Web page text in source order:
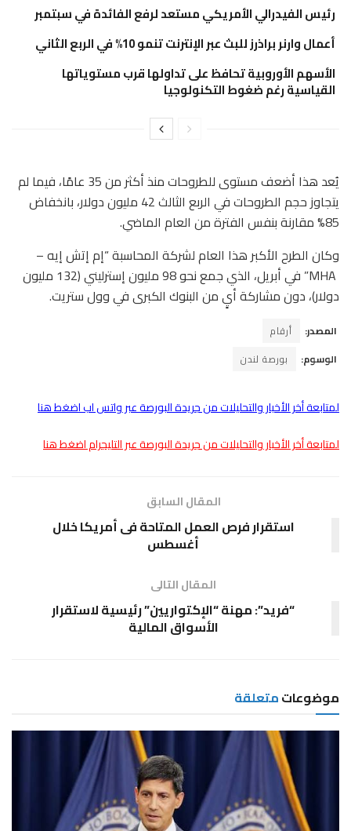
رئيس الفيدرالي الأمريكي مستعد لرفع الفائدة في سبتمبر
أعمال وارنر براذرز للبث عبر الإنترنت تنمو 10% في الربع الثاني
الأسهم الأوروبية تحافظ على تداولها قرب مستوياتها
القياسية رغم ضغوط التكنولوجيا
يُعد هذا أضعف مستوى للطروحات منذ أكثر من 35 عامًا، فيما لم
يتجاوز حجم الطروحات في الربع الثالث 42 مليون دولار، بانخفاض
85% مقارنة بنفس الفترة من العام الماضي.
وكان الطرح الأكبر هذا العام لشركة المحاسبة “إم إتش إيه –
MHA” في أبريل، الذي جمع نحو 98 مليون إسترليني (132 مليون
دولار)، دون مشاركة أيٍ من البنوك الكبرى في وول ستريت.
المصدر:
أرقام
الوسوم:
بورصة لندن
لمتابعة أخر الأخبار والتحليلات من جريدة البورصة عبر واتس اب اضغط هنا
لمتابعة أخر الأخبار والتحليلات من جريدة البورصة عبر التليجرام اضغط هنا
المقال السابق
استقرار فرص العمل المتاحة فى أمريكا خلال
أغسطس
المقال التالى
“فريد”: مهنة “الإكتواريين” رئيسية لاستقرار
الأسواق المالية
موضوعاتمتعلقة